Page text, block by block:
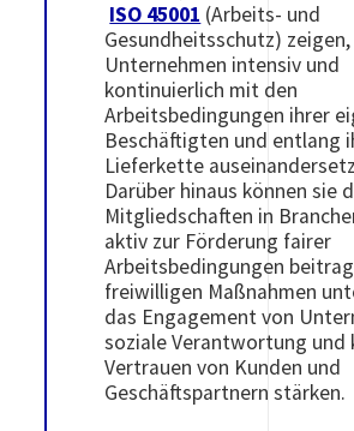
ISO 45001 (Arbeits- und
Gesundheitsschutz)
Unternehmen intensiv und
kontinuierlich mit den
Arbeitsbedingungen ihrer
Beschäftigten und entlang
Lieferkette
Darüber hinaus können sie
Mitgliedschaften in
aktiv zur Förderung fairer
Arbeitsbedingungen
freiwilligen Maßnahmen
das Engagement von
soziale Verantwortung und
Vertrauen von Kunden und
Geschäftspartnern stärken.